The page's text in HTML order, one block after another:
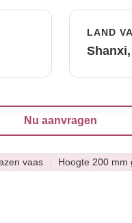
LAND
Nu aanvragen
vaas Hoogte 200 mm